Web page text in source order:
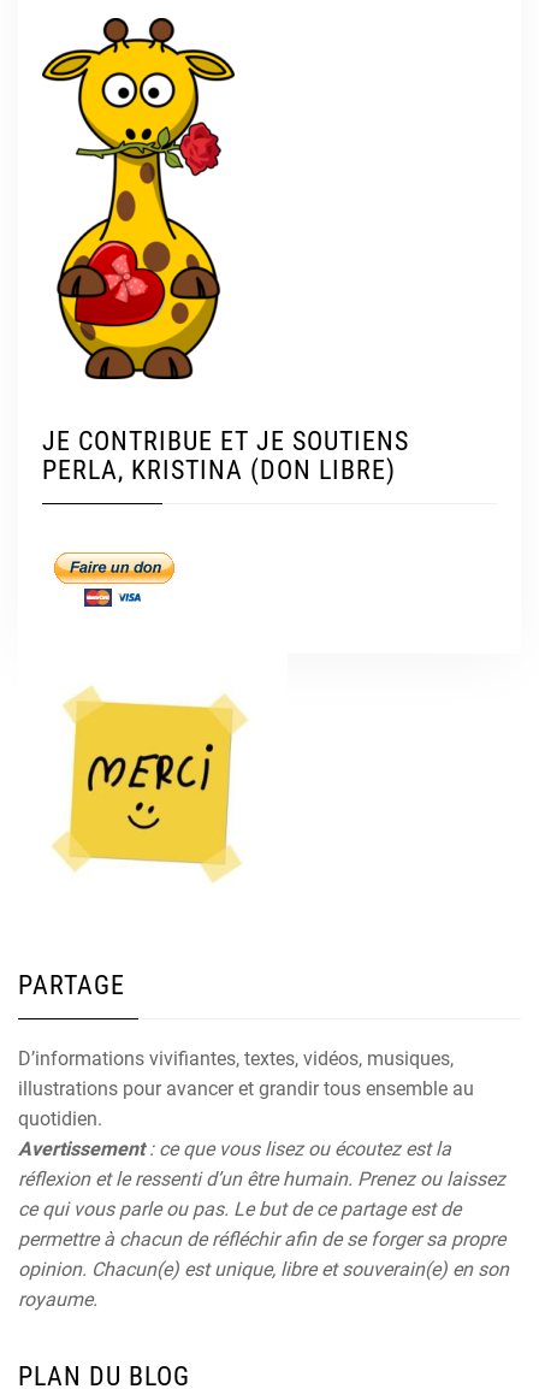
JE CONTRIBUE ET JE SOUTIENS
PERLA, KRISTINA (DON LIBRE)
PARTAGE
D’informations vivifiantes, textes, vidéos, musiques,
illustrations pour avancer et grandir tous ensemble au
quotidien.
Avertissement: ce que vous lisez ou écoutez est la
réflexion et le ressenti d’un être humain. Prenez ou laissez
ce qui vous parle ou pas. Le but de ce partage est de
permettre à chacun de réfléchir afin de se forger sa propre
opinion. Chacun(e) est unique, libre et souverain(e) en son
royaume.
PLAN DU BLOG